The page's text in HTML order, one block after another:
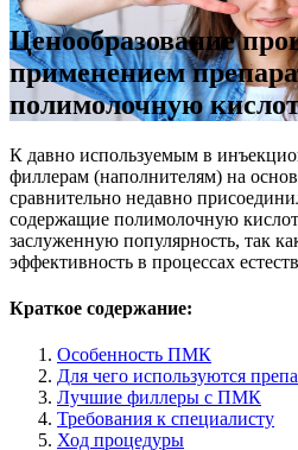
Ценообразование
применением
полимолочную
К давно используемым в
филлерам (наполнителям) на
сравнительно недавно
содержащие полимолочную
заслуженную популярность, так
эффективность в процессах
Краткое содержание:
Особенность ПМК
Для чего используются
Лучшие филлеры с ПМК
Требования к специалисту
Ход процедуры